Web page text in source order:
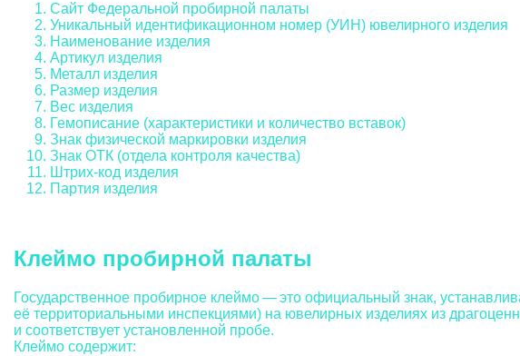
Сайт Федеральной пробирной палаты
Уникальный идентификационном номер (УИН) ювелирного изделия
Наименование изделия
Артикул изделия
Металл изделия
Размер изделия
Вес изделия
Гемописание (характеристики и количество вставок)
Знак физической маркировки изделия
Знак ОТК (отдела контроля качества)
Штрих-код изделия
Партия изделия
Клеймо пробирной палаты
Государственное пробирное клеймо — это официальный знак,
её территориальными инспекциями) на ювелирных изделиях из
и соответствует установленной пробе.
Клеймо содержит: